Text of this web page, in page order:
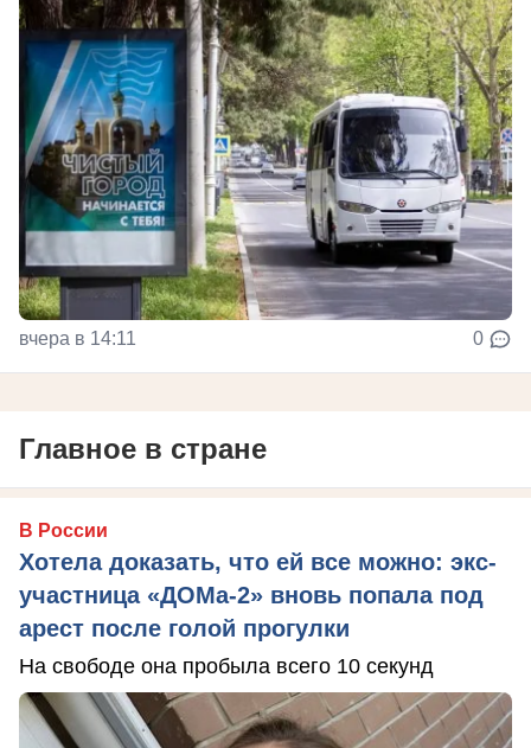
вчера в 14:11 0
Главное в стране
В России
Хотела доказать, что ей все можно: экс-
участница «ДОМа-2» вновь попала под
арест после голой прогулки
На свободе она пробыла всего 10 секунд